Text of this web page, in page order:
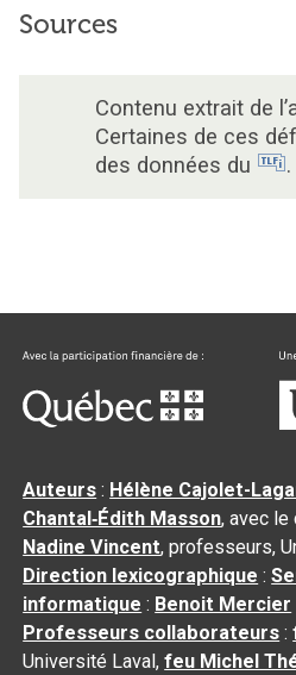
Sources
Contenu extrait de
Certaines de ces
des données du
.
Auteurs : Hélène Cajolet-
Chantal‑Édith Masson, avec le
Nadine Vincent, professeurs,
Direction lexicographique :
informatique : Benoit Mercier
Professeurs collaborateurs :
Université Laval,feu Michel